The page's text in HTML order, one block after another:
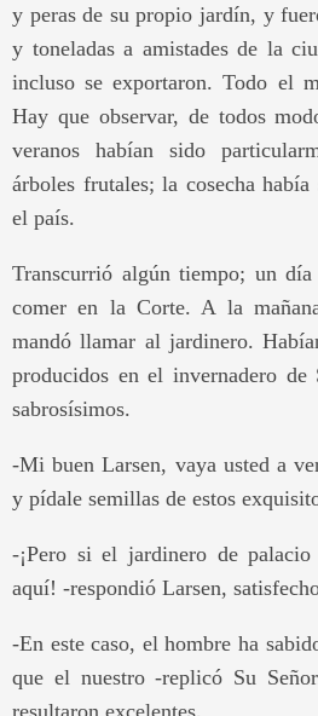
y peras de su propio jardín, y
y toneladas a amistades de la
incluso se exportaron. Todo el
Hay que observar, de todos
veranos habían sido
árboles frutales; la cosecha
el país.
Transcurrió algún tiempo; un
comer en la Corte. A la
mandó llamar al jardinero.
producidos en el invernadero
sabrosísimos.
-Mi buen Larsen, vaya usted a
y pídale semillas de estos
-¡Pero si el jardinero de
aquí! -respondió Larsen,
-En este caso, el hombre ha
que el nuestro -replicó Su
resultaron excelentes.